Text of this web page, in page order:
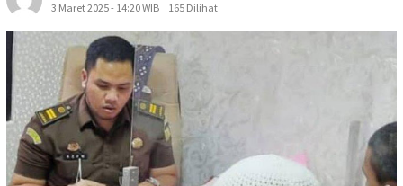
3 Maret 2025 - 14:20 WIB
165 Dilihat